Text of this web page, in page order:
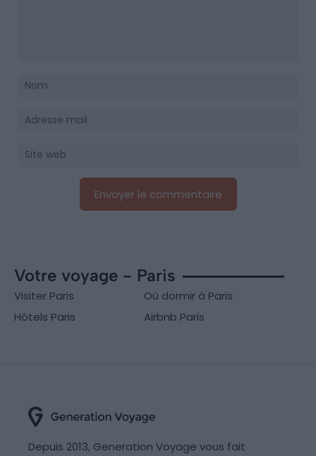
Votre voyage - Paris
Visiter Paris
Où dormir à Paris
Hôtels Paris
Airbnb Paris
Depuis 2013, Generation Voyage vous fait